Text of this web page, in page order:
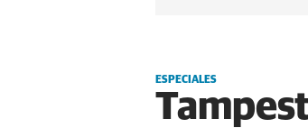
ESPECIALES